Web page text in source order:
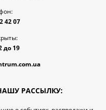
42 07
до 19
РАССЫЛКУ: